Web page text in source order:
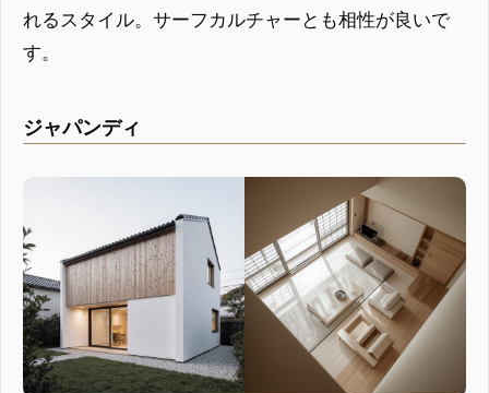
れるスタイル。サーフカルチャーとも相性が良いで
す。
ジャパンディ